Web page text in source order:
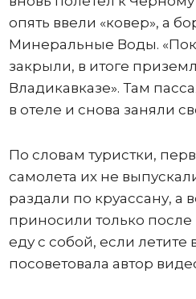
опять ввели «ковер», а
Минеральные Воды.
закрыли, в итоге
Владикавказе». Там
в отеле и снова заняли
По словам туристки,
самолета их не
раздали по круассану, а
приносили только
еду с собой, если летите
посоветовала автор